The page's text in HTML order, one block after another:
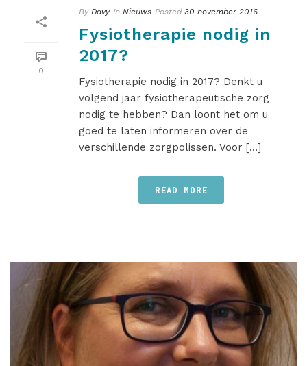
0
By Davy In Nieuws Posted 30 november 2016
Fysiotherapie nodig in
2017?
Fysiotherapie nodig in 2017? Denkt u
volgend jaar fysiotherapeutische zorg
nodig te hebben? Dan loont het om u
goed te laten informeren over de
verschillende zorgpolissen. Voor [...]
READ MORE